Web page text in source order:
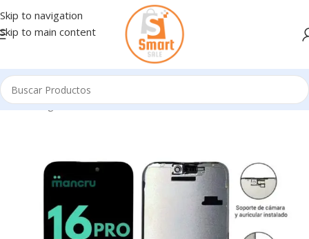
Skip to navigation
Skip to main content
Inicio/Ingresando